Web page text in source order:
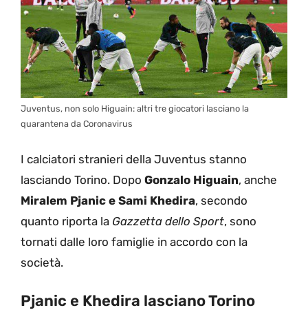
Juventus, non solo Higuain: altri tre giocatori lasciano la
quarantena da Coronavirus
I calciatori stranieri della Juventus stanno
lasciando Torino. Dopo Gonzalo Higuain, anche
Miralem Pjanic e Sami Khedira, secondo
quanto riporta la Gazzetta dello Sport, sono
tornati dalle loro famiglie in accordo con la
società.
Pjanic e Khedira lasciano Torino